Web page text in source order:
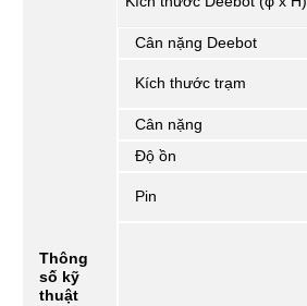
Thông
số kỹ
thuật
Cân nặng Deebot
Kích thước trạm
Cân nặng
Độ ồn
Pin